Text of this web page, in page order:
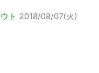
ト 2018/08/07(火)